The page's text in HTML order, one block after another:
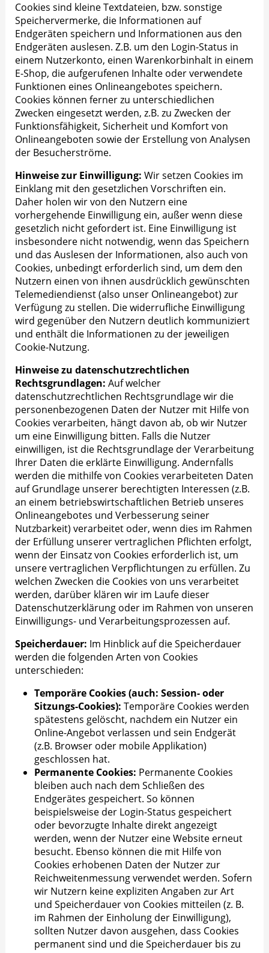
Cookies sind kleine Textdateien, bzw. sonstige
Speichervermerke, die Informationen auf
Endgeräten speichern und Informationen aus den
Endgeräten auslesen. Z.B. um den Login-Status in
einem Nutzerkonto, einen Warenkorbinhalt in einem
E-Shop, die aufgerufenen Inhalte oder verwendete
Funktionen eines Onlineangebotes speichern.
Cookies können ferner zu unterschiedlichen
Zwecken eingesetzt werden, z.B. zu Zwecken der
Funktionsfähigkeit, Sicherheit und Komfort von
Onlineangeboten sowie der Erstellung von Analysen
der Besucherströme.
Hinweise zur Einwilligung: Wir setzen Cookies im
Einklang mit den gesetzlichen Vorschriften ein.
Daher holen wir von den Nutzern eine
vorhergehende Einwilligung ein, außer wenn diese
gesetzlich nicht gefordert ist. Eine Einwilligung ist
insbesondere nicht notwendig, wenn das Speichern
und das Auslesen der Informationen, also auch von
Cookies, unbedingt erforderlich sind, um dem den
Nutzern einen von ihnen ausdrücklich gewünschten
Telemediendienst (also unser Onlineangebot) zur
Verfügung zu stellen. Die widerrufliche Einwilligung
wird gegenüber den Nutzern deutlich kommuniziert
und enthält die Informationen zu der jeweiligen
Cookie-Nutzung.
Hinweise zu datenschutzrechtlichen
Rechtsgrundlagen: Auf welcher
datenschutzrechtlichen Rechtsgrundlage wir die
personenbezogenen Daten der Nutzer mit Hilfe von
Cookies verarbeiten, hängt davon ab, ob wir Nutzer
um eine Einwilligung bitten. Falls die Nutzer
einwilligen, ist die Rechtsgrundlage der Verarbeitung
Ihrer Daten die erklärte Einwilligung. Andernfalls
werden die mithilfe von Cookies verarbeiteten Daten
auf Grundlage unserer berechtigten Interessen (z.B.
an einem betriebswirtschaftlichen Betrieb unseres
Onlineangebotes und Verbesserung seiner
Nutzbarkeit) verarbeitet oder, wenn dies im Rahmen
der Erfüllung unserer vertraglichen Pflichten erfolgt,
wenn der Einsatz von Cookies erforderlich ist, um
unsere vertraglichen Verpflichtungen zu erfüllen. Zu
welchen Zwecken die Cookies von uns verarbeitet
werden, darüber klären wir im Laufe dieser
Datenschutzerklärung oder im Rahmen von unseren
Einwilligungs- und Verarbeitungsprozessen auf.
Speicherdauer: Im Hinblick auf die Speicherdauer
werden die folgenden Arten von Cookies
unterschieden:
Temporäre Cookies (auch: Session- oder
Sitzungs-Cookies): Temporäre Cookies werden
spätestens gelöscht, nachdem ein Nutzer ein
Online-Angebot verlassen und sein Endgerät
(z.B. Browser oder mobile Applikation)
geschlossen hat.
Permanente Cookies: Permanente Cookies
bleiben auch nach dem Schließen des
Endgerätes gespeichert. So können
beispielsweise der Login-Status gespeichert
oder bevorzugte Inhalte direkt angezeigt
werden, wenn der Nutzer eine Website erneut
besucht. Ebenso können die mit Hilfe von
Cookies erhobenen Daten der Nutzer zur
Reichweitenmessung verwendet werden. Sofern
wir Nutzern keine expliziten Angaben zur Art
und Speicherdauer von Cookies mitteilen (z. B.
im Rahmen der Einholung der Einwilligung),
sollten Nutzer davon ausgehen, dass Cookies
permanent sind und die Speicherdauer bis zu